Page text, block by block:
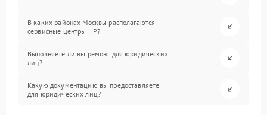
В каких районах Москвы располагаются
сервисные центры HP?
Выполняете ли вы ремонт для юридических
лиц?
Какую документацию вы предоставляете
для юридических лиц?